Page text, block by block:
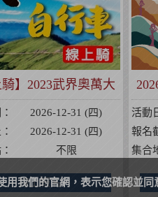
騎】2023武界奧萬大
自行車挑戰賽
2026-12-31 (四)
2026-12-31 (四)
不限
線上報名
活動
報名
集合
用我們的官網，表示您確認並